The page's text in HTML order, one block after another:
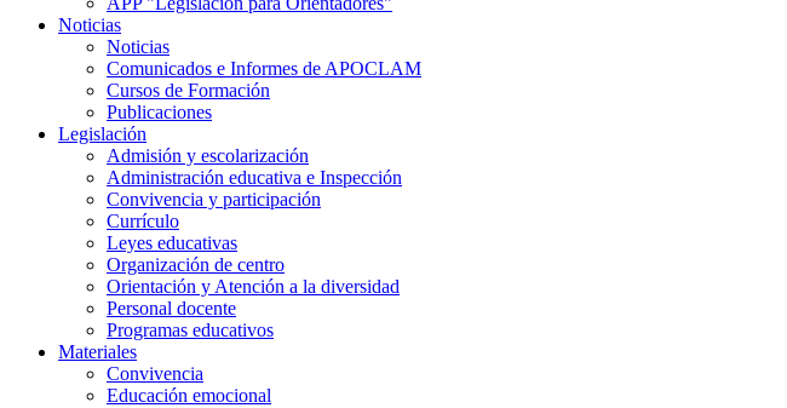
Noticias
Noticias
Comunicados e Informes de APOCLAM
Cursos de Formación
Publicaciones
Legislación
Admisión y escolarización
Administración educativa e Inspección
Convivencia y participación
Currículo
Leyes educativas
Organización de centro
Orientación y Atención a la diversidad
Personal docente
Programas educativos
Materiales
Convivencia
Educación emocional